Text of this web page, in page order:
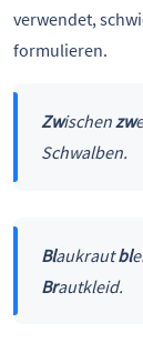
verwendet,
formulieren.
Zwischenzw
Schwalben.
Blaukrautbl
Brautkleid.